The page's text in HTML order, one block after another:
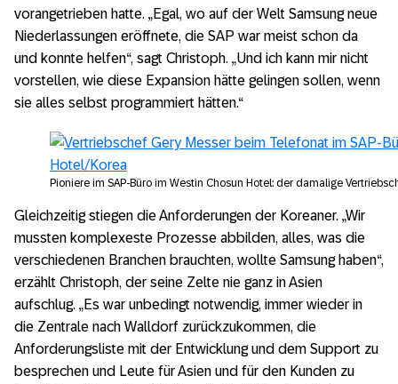
vorangetrieben hatte. „Egal, wo auf der Welt Samsung neue
Niederlassungen eröffnete, die SAP war meist schon da
und konnte helfen“, sagt Christoph. „Und ich kann mir nicht
vorstellen, wie diese Expansion hätte gelingen sollen, wenn
sie alles selbst programmiert hätten.“
Pioniere im SAP-Büro im Westin Chosun Hotel: der damalige
Gleichzeitig stiegen die Anforderungen der Koreaner. „Wir
mussten komplexeste Prozesse abbilden, alles, was die
verschiedenen Branchen brauchten, wollte Samsung haben“,
erzählt Christoph, der seine Zelte nie ganz in Asien
aufschlug. „Es war unbedingt notwendig, immer wieder in
die Zentrale nach Walldorf zurückzukommen, die
Anforderungsliste mit der Entwicklung und dem Support zu
besprechen und Leute für Asien und für den Kunden zu